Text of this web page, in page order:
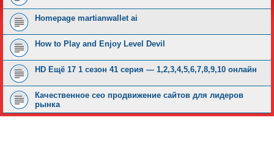
Homepage martianwallet ai
How to Play and Enjoy Level Devil
HD Ещё 17 1 сезон 41 серия — 1,2,3,4,5,6,7,8,9,10 онлайн
Качественное сео продвижение сайтов для лидеров
рынка